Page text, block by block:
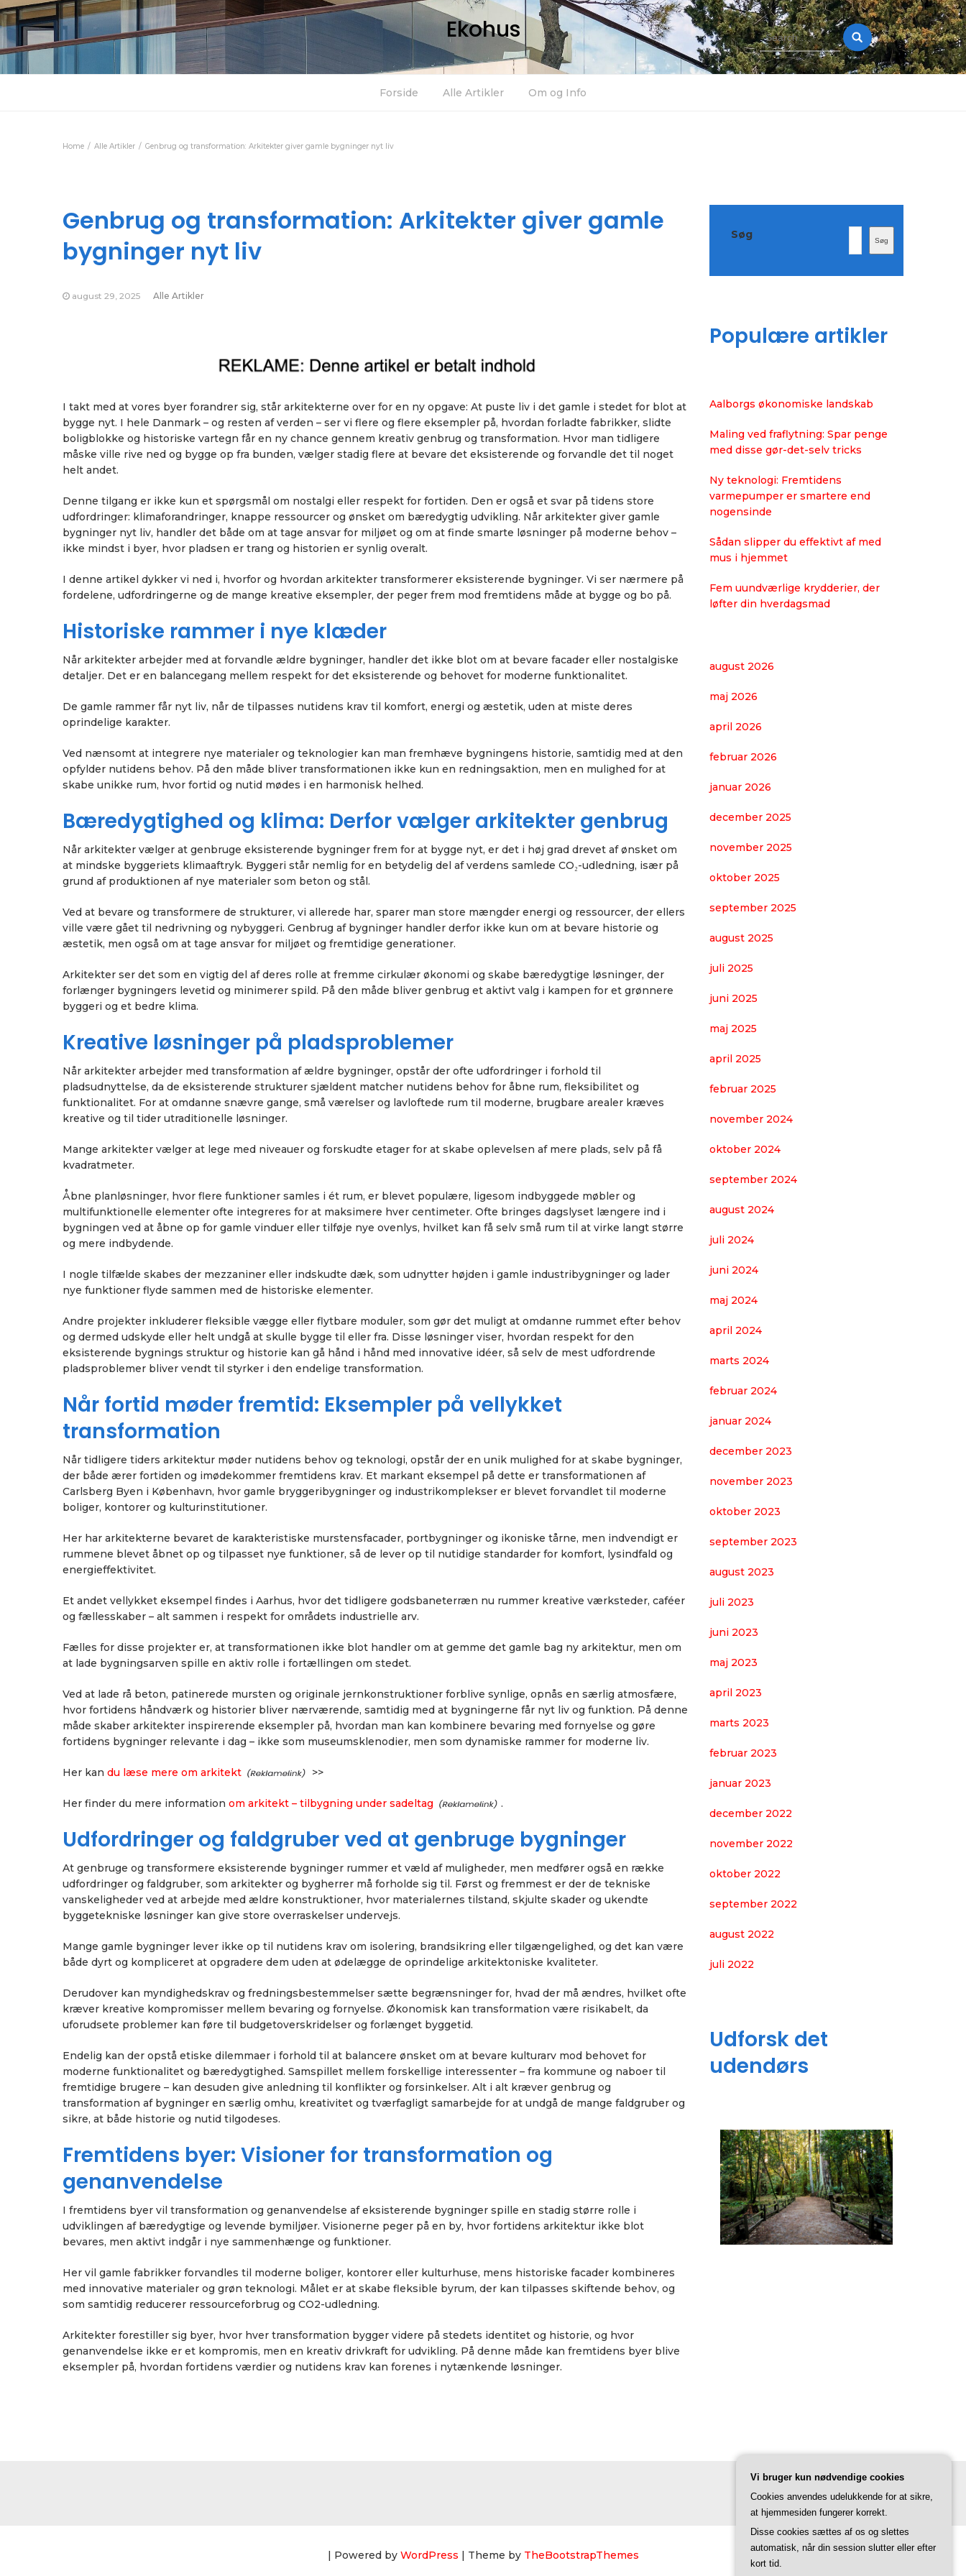
Ekohus
Search
for:
Forside Alle Artikler Om og Info
Home Alle Artikler Genbrug og transformation: Arkitekter giver gamle bygninger nyt liv
Genbrug og transformation: Arkitekter giver gamle
bygninger nyt liv
august 29, 2025 Alle Artikler
I takt med at vores byer forandrer sig, står arkitekterne over for en ny opgave: At puste liv i det gamle i stedet for blot at
bygge nyt. I hele Danmark – og resten af verden – ser vi flere og flere eksempler på, hvordan forladte fabrikker, slidte
boligblokke og historiske vartegn får en ny chance gennem kreativ genbrug og transformation. Hvor man tidligere
måske ville rive ned og bygge op fra bunden, vælger stadig flere at bevare det eksisterende og forvandle det til noget
helt andet.
Denne tilgang er ikke kun et spørgsmål om nostalgi eller respekt for fortiden. Den er også et svar på tidens store
udfordringer: klimaforandringer, knappe ressourcer og ønsket om bæredygtig udvikling. Når arkitekter giver gamle
bygninger nyt liv, handler det både om at tage ansvar for miljøet og om at finde smarte løsninger på moderne behov –
ikke mindst i byer, hvor pladsen er trang og historien er synlig overalt.
I denne artikel dykker vi ned i, hvorfor og hvordan arkitekter transformerer eksisterende bygninger. Vi ser nærmere på
fordelene, udfordringerne og de mange kreative eksempler, der peger frem mod fremtidens måde at bygge og bo på.
Historiske rammer i nye klæder
Når arkitekter arbejder med at forvandle ældre bygninger, handler det ikke blot om at bevare facader eller nostalgiske
detaljer. Det er en balancegang mellem respekt for det eksisterende og behovet for moderne funktionalitet.
De gamle rammer får nyt liv, når de tilpasses nutidens krav til komfort, energi og æstetik, uden at miste deres
oprindelige karakter.
Ved nænsomt at integrere nye materialer og teknologier kan man fremhæve bygningens historie, samtidig med at den
opfylder nutidens behov. På den måde bliver transformationen ikke kun en redningsaktion, men en mulighed for at
skabe unikke rum, hvor fortid og nutid mødes i en harmonisk helhed.
Bæredygtighed og klima: Derfor vælger arkitekter genbrug
Når arkitekter vælger at genbruge eksisterende bygninger frem for at bygge nyt, er det i høj grad drevet af ønsket om
at mindske byggeriets klimaaftryk. Byggeri står nemlig for en betydelig del af verdens samlede CO₂-udledning, især på
grund af produktionen af nye materialer som beton og stål.
Ved at bevare og transformere de strukturer, vi allerede har, sparer man store mængder energi og ressourcer, der ellers
ville være gået til nedrivning og nybyggeri. Genbrug af bygninger handler derfor ikke kun om at bevare historie og
æstetik, men også om at tage ansvar for miljøet og fremtidige generationer.
Arkitekter ser det som en vigtig del af deres rolle at fremme cirkulær økonomi og skabe bæredygtige løsninger, der
forlænger bygningers levetid og minimerer spild. På den måde bliver genbrug et aktivt valg i kampen for et grønnere
byggeri og et bedre klima.
Kreative løsninger på pladsproblemer
Når arkitekter arbejder med transformation af ældre bygninger, opstår der ofte udfordringer i forhold til
pladsudnyttelse, da de eksisterende strukturer sjældent matcher nutidens behov for åbne rum, fleksibilitet og
funktionalitet. For at omdanne snævre gange, små værelser og lavloftede rum til moderne, brugbare arealer kræves
kreative og til tider utraditionelle løsninger.
Mange arkitekter vælger at lege med niveauer og forskudte etager for at skabe oplevelsen af mere plads, selv på få
kvadratmeter.
Åbne planløsninger, hvor flere funktioner samles i ét rum, er blevet populære, ligesom indbyggede møbler og
multifunktionelle elementer ofte integreres for at maksimere hver centimeter. Ofte bringes dagslyset længere ind i
bygningen ved at åbne op for gamle vinduer eller tilføje nye ovenlys, hvilket kan få selv små rum til at virke langt større
og mere indbydende.
I nogle tilfælde skabes der mezzaniner eller indskudte dæk, som udnytter højden i gamle industribygninger og lader
nye funktioner flyde sammen med de historiske elementer.
Andre projekter inkluderer fleksible vægge eller flytbare moduler, som gør det muligt at omdanne rummet efter behov
og dermed udskyde eller helt undgå at skulle bygge til eller fra. Disse løsninger viser, hvordan respekt for den
eksisterende bygnings struktur og historie kan gå hånd i hånd med innovative idéer, så selv de mest udfordrende
pladsproblemer bliver vendt til styrker i den endelige transformation.
Når fortid møder fremtid: Eksempler på vellykket
transformation
Når tidligere tiders arkitektur møder nutidens behov og teknologi, opstår der en unik mulighed for at skabe bygninger,
der både ærer fortiden og imødekommer fremtidens krav. Et markant eksempel på dette er transformationen af
Carlsberg Byen i København, hvor gamle bryggeribygninger og industrikomplekser er blevet forvandlet til moderne
boliger, kontorer og kulturinstitutioner.
Her har arkitekterne bevaret de karakteristiske murstensfacader, portbygninger og ikoniske tårne, men indvendigt er
rummene blevet åbnet op og tilpasset nye funktioner, så de lever op til nutidige standarder for komfort, lysindfald og
energieffektivitet.
Et andet vellykket eksempel findes i Aarhus, hvor det tidligere godsbaneterræn nu rummer kreative værksteder, caféer
og fællesskaber – alt sammen i respekt for områdets industrielle arv.
Fælles for disse projekter er, at transformationen ikke blot handler om at gemme det gamle bag ny arkitektur, men om
at lade bygningsarven spille en aktiv rolle i fortællingen om stedet.
Ved at lade rå beton, patinerede mursten og originale jernkonstruktioner forblive synlige, opnås en særlig atmosfære,
hvor fortidens håndværk og historier bliver nærværende, samtidig med at bygningerne får nyt liv og funktion. På denne
måde skaber arkitekter inspirerende eksempler på, hvordan man kan kombinere bevaring med fornyelse og gøre
fortidens bygninger relevante i dag – ikke som museumsklenodier, men som dynamiske rammer for moderne liv.
Her kan du læse mere om arkitekt >>
Her finder du mere information om arkitekt – tilbygning under sadeltag .
Udfordringer og faldgruber ved at genbruge bygninger
At genbruge og transformere eksisterende bygninger rummer et væld af muligheder, men medfører også en række
udfordringer og faldgruber, som arkitekter og bygherrer må forholde sig til. Først og fremmest er der de tekniske
vanskeligheder ved at arbejde med ældre konstruktioner, hvor materialernes tilstand, skjulte skader og ukendte
byggetekniske løsninger kan give store overraskelser undervejs.
Mange gamle bygninger lever ikke op til nutidens krav om isolering, brandsikring eller tilgængelighed, og det kan være
både dyrt og kompliceret at opgradere dem uden at ødelægge de oprindelige arkitektoniske kvaliteter.
Derudover kan myndighedskrav og fredningsbestemmelser sætte begrænsninger for, hvad der må ændres, hvilket ofte
kræver kreative kompromisser mellem bevaring og fornyelse. Økonomisk kan transformation være risikabelt, da
uforudsete problemer kan føre til budgetoverskridelser og forlænget byggetid.
Endelig kan der opstå etiske dilemmaer i forhold til at balancere ønsket om at bevare kulturarv mod behovet for
moderne funktionalitet og bæredygtighed. Samspillet mellem forskellige interessenter – fra kommune og naboer til
fremtidige brugere – kan desuden give anledning til konflikter og forsinkelser. Alt i alt kræver genbrug og
transformation af bygninger en særlig omhu, kreativitet og tværfagligt samarbejde for at undgå de mange faldgruber og
sikre, at både historie og nutid tilgodeses.
Fremtidens byer: Visioner for transformation og
genanvendelse
I fremtidens byer vil transformation og genanvendelse af eksisterende bygninger spille en stadig større rolle i
udviklingen af bæredygtige og levende bymiljøer. Visionerne peger på en by, hvor fortidens arkitektur ikke blot
bevares, men aktivt indgår i nye sammenhænge og funktioner.
Her vil gamle fabrikker forvandles til moderne boliger, kontorer eller kulturhuse, mens historiske facader kombineres
med innovative materialer og grøn teknologi. Målet er at skabe fleksible byrum, der kan tilpasses skiftende behov, og
som samtidig reducerer ressourceforbrug og CO2-udledning.
Arkitekter forestiller sig byer, hvor hver transformation bygger videre på stedets identitet og historie, og hvor
genanvendelse ikke er et kompromis, men en kreativ drivkraft for udvikling. På denne måde kan fremtidens byer blive
eksempler på, hvordan fortidens værdier og nutidens krav kan forenes i nytænkende løsninger.
Søg Søg
Populære artikler
Aalborgs økonomiske landskab
Maling ved fraflytning: Spar penge
med disse gør-det-selv tricks
Ny teknologi: Fremtidens
varmepumper er smartere end
nogensinde
Sådan slipper du effektivt af med
mus i hjemmet
Fem uundværlige krydderier, der
løfter din hverdagsmad
august 2026
maj 2026
april 2026
februar 2026
januar 2026
december 2025
november 2025
oktober 2025
september 2025
august 2025
juli 2025
juni 2025
maj 2025
april 2025
februar 2025
november 2024
oktober 2024
september 2024
august 2024
juli 2024
juni 2024
maj 2024
april 2024
marts 2024
februar 2024
januar 2024
december 2023
november 2023
oktober 2023
september 2023
august 2023
juli 2023
juni 2023
maj 2023
april 2023
marts 2023
februar 2023
januar 2023
december 2022
november 2022
oktober 2022
september 2022
august 2022
juli 2022
Udforsk det
udendørs
| Powered by WordPress | Theme by TheBootstrapThemes
Vi bruger kun nødvendige cookies
Cookies anvendes udelukkende for at sikre,
at hjemmesiden fungerer korrekt.
Disse cookies sættes af os og slettes
automatisk, når din session slutter eller efter
kort tid.